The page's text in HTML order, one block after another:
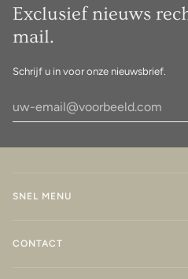
Exclusief nieuws
mail.
Schrijf u in voor onze nieuwsbrief.
SNEL MENU
CONTACT